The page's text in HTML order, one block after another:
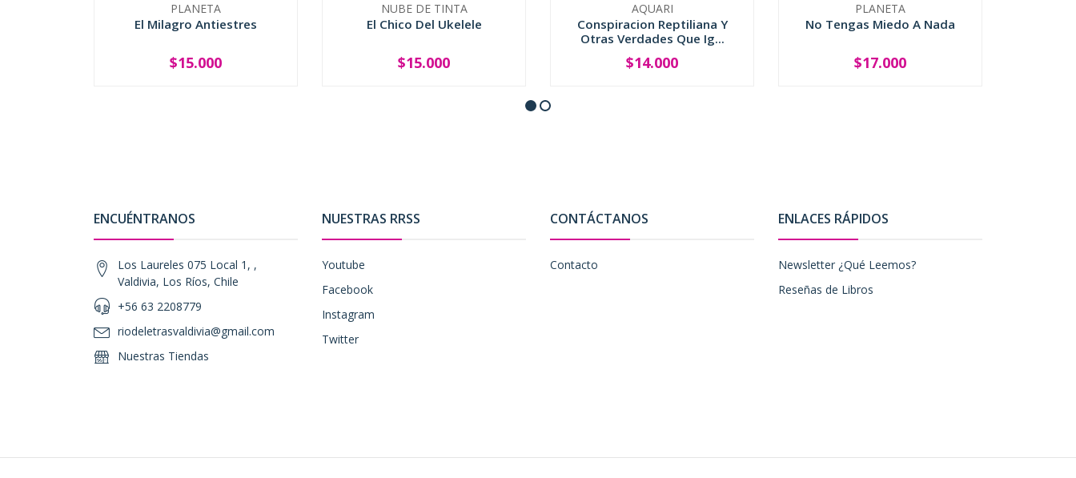
PLANETA
El Milagro Antiestres
+
$15.000
NUBE DE TINTA
El Chico Del Ukelele
+
$15.000
AQUARI
Conspiracion Reptiliana Y
Otras Verdades Que Ig...
+
$14.000
PLANETA
No Tengas Miedo A Nada
+
$17.000
ENCUÉNTRANOS
Los Laureles 075 Local 1, ,
Valdivia, Los Ríos, Chile
+56 63 2208779
riodeletrasvaldivia@gmail.com
Nuestras Tiendas
NUESTRAS RRSS
Youtube
Facebook
Instagram
Twitter
CONTÁCTANOS
Contacto
ENLACES RÁPIDOS
Newsletter ¿Qué Leemos?
Reseñas de Libros